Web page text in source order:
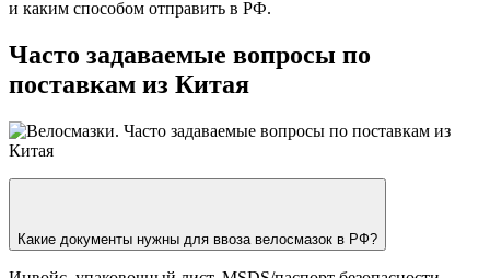
и каким способом отправить в РФ.
Часто задаваемые вопросы по
поставкам из Китая
Какие документы нужны для ввоза велосмазок в РФ?